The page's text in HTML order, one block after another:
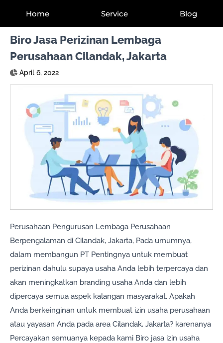
Home Service Blog
Biro Jasa Perizinan Lembaga
Perusahaan Cilandak, Jakarta
April 6, 2022
Perusahaan Pengurusan Lembaga Perusahaan
Berpengalaman di Cilandak, Jakarta, Pada umumnya,
dalam membangun PT Pentingnya untuk membuat
perizinan dahulu supaya usaha Anda lebih terpercaya dan
akan meningkatkan branding usaha Anda dan lebih
dipercaya semua aspek kalangan masyarakat. Apakah
Anda berkeinginan untuk membuat izin usaha perusahaan
atau yayasan Anda pada area Cilandak, Jakarta? karenanya
Percayakan semuanya kepada kami Biro jasa izin usaha